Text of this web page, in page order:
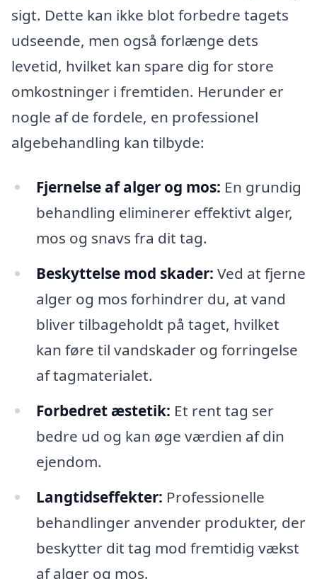
sigt. Dette kan ikke blot forbedre tagets
udseende, men også forlænge dets
levetid, hvilket kan spare dig for store
omkostninger i fremtiden. Herunder er
nogle af de fordele, en professionel
algebehandling kan tilbyde:
Fjernelse af alger og mos: En grundig
behandling eliminerer effektivt alger,
mos og snavs fra dit tag.
Beskyttelse mod skader: Ved at fjerne
alger og mos forhindrer du, at vand
bliver tilbageholdt på taget, hvilket
kan føre til vandskader og forringelse
af tagmaterialet.
Forbedret æstetik: Et rent tag ser
bedre ud og kan øge værdien af din
ejendom.
Langtidseffekter: Professionelle
behandlinger anvender produkter, der
beskytter dit tag mod fremtidig vækst
af alger og mos.